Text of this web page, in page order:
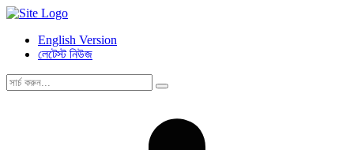
English Version
লেটেস্ট নিউজ